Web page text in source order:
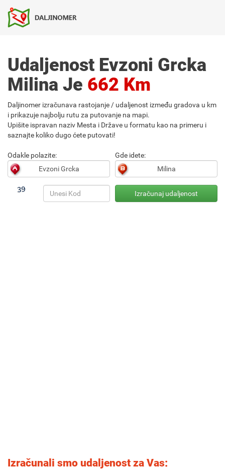
Udaljenost Evzoni Grcka
Milina Je 662 Km
Daljinomer izračunava rastojanje / udaljenost između gradova u km
i prikazuje najbolju rutu za putovanje na mapi.
Upišite ispravan naziv Mesta i Države u formatu kao na primeru i
saznajte koliko dugo ćete putovati!
Odakle polazite: Gde idete:
Izračunali smo udaljenost za Vas: